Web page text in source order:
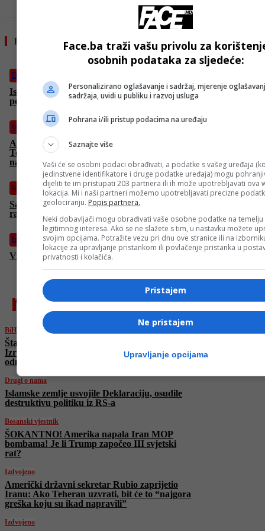
Pročitajte još
Drugi o nama
Islamske zemlje usvojile Deklaraciju, osudile destruktivu
politiku iz RS-a
Izdvojeno
Američki državni sekretar Rubio zaprijetio Iranu: Ako
Teheran uzvrati, bit će to “najgora greška koju su ikad
napravili”
Izdvojeno
Samoubilački napad u crkvi u Siriji: Najmanje 30 ubijenih i
ranjenih osoba
Izdvojeno
Vilko Klasan prognozira opet: “Iran će odgovoriti Americi!”
najnovije
BiH
Šta do sada znamo o sukobu između Irana,
Izraela i SAD-a: Nuklearni udari, raketne
odmazde i prijetnje globalnoj stabilnosti
Drugi o nama
Islamske zemlje usvojile Deklaraciju, osudile
destruktivu politiku iz RS-a
Bosanski vjestnik
ŠOKANTNO! Amerika napala Iran MOP
bombama! Je li Trump započeo III svjetski
rat?
Izdvojeno
Američki državni sekretar Rubio zaprijetio
Iranu: Ako Teheran uzvrati, bit će to “najgora
greška koju su ikad napravili”
Izdvojeno
Face.ba traži vašu privolu za
osobnih podataka za sljedeće:
Personalizirano oglašavanje i sadržaj, mjerenje
sadržaja, uvidi u publiku i razvoj usluga
Pohrana i/ili pristup podacima na uređaju
Saznajte više
Vaši će se osobni podaci obrađivati, a podatke s vašeg uređaja
jedinstvene identifikatore i druge podatke uređaja) mogu
dijeliti te im pristupati 203 partnera ili ih može upotrebljavati ova
lokacija. Mi i naši partneri možemo upotrebljavati precizne
geolociranju. Popis partnera.
Neki dobavljači mogu obrađivati vaše osobne podatke na temelju
legitimnog interesa. Ako se ne slažete s tim, u nastavku možete
svojim opcijama. Potražite vezu pri dnu ove stranice ili na
lokacije za upravljanje pristankom ili povlačenje pristanka u
privatnosti i kolačića.
Pristajem
Ne pristajem
Upravljanje opcijama